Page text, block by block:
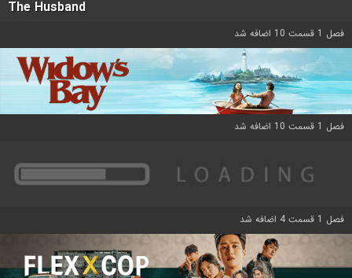
The Husband
فصل 1 قسمت 10 اضافه شد
فصل 1 قسمت 10 اضافه شد
فصل 1 قسمت 4 اضافه شد